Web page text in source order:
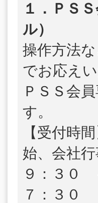
１．ＰＳ
ル）
操作方法
でお応え
ＰＳＳ会
す。
【受付時
始、会社
９：３０
７：３０